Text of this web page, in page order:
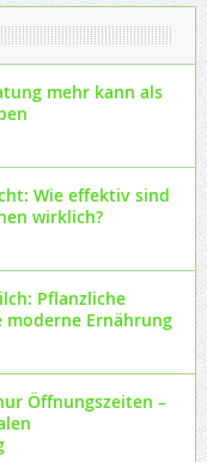
mehr kann als
Wie effektiv sind
wirklich?
Pflanzliche
moderne Ernährung
Öffnungszeiten –